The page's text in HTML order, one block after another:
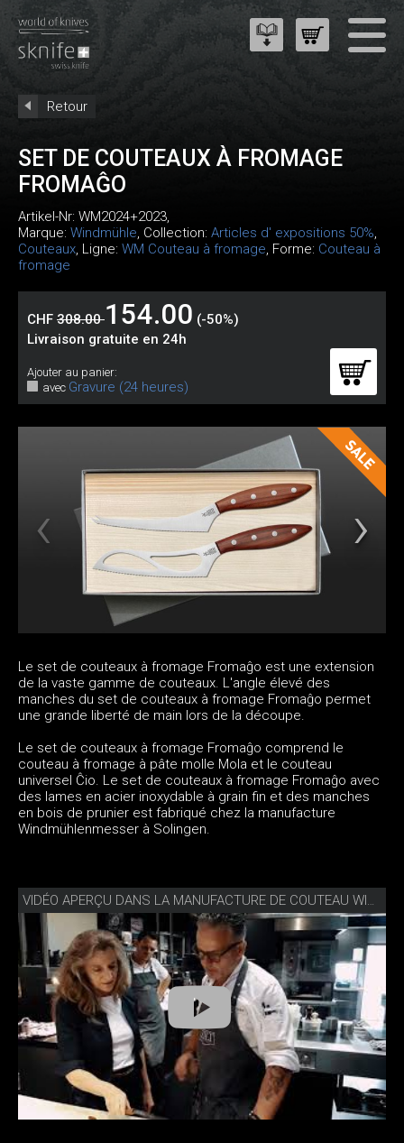
Retour
SET DE COUTEAUX À FROMAGE
FROMAĜO
Artikel-Nr: WM2024+2023,
Marque: Windmühle, Collection: Articles d' expositions 50%,
Couteaux, Ligne: WM Couteau à fromage, Forme: Couteau à
fromage
CHF 308.00154.00 (-50%)
Livraison gratuite en 24h
Ajouter au panier:
avec Gravure (24 heures)
Le set de couteaux à fromage Fromaĝo est une extension
de la vaste gamme de couteaux. L'angle élevé des
manches du set de couteaux à fromage Fromaĝo permet
une grande liberté de main lors de la découpe.
Le set de couteaux à fromage Fromaĝo comprend le
couteau à fromage à pâte molle Mola et le couteau
universel Ĉio. Le set de couteaux à fromage Fromaĝo avec
des lames en acier inoxydable à grain fin et des manches
en bois de prunier est fabriqué chez la manufacture
Windmühlenmesser à Solingen.